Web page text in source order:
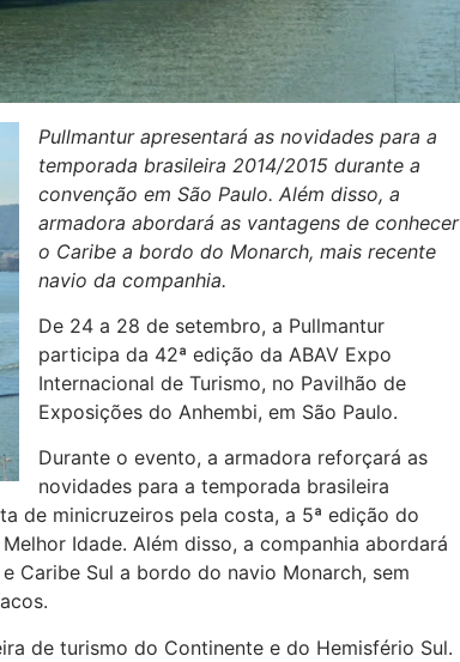
Pullmantur apresentará as novidades para a
temporada brasileira 2014/2015 durante a
convenção em São Paulo. Além disso, a
armadora abordará as vantagens de conhecer
o Caribe a bordo do Monarch, mais recente
navio da companhia.
De 24 a 28 de setembro, a Pullmantur
participa da 42ª edição da ABAV Expo
Internacional de Turismo, no Pavilhão de
Exposições do Anhembi, em São Paulo.
Durante o evento, a armadora reforçará as
novidades para a temporada brasileira
de minicruzeiros pela costa, a 5ª edição do
Idade. Além disso, a companhia abordará
Caribe Sul a bordo do navio Monarch, sem
de turismo do Continente e do Hemisfério Sul.